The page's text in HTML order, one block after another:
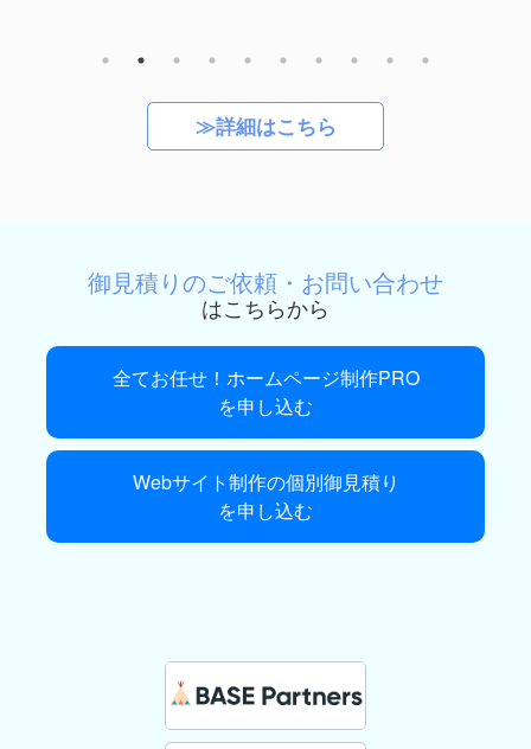
≫詳細はこちら
御見積りのご依頼・お問い合わせ
はこちらから
全てお任せ！ホームページ制作PRO
を申し込む
Webサイト制作の個別御見積り
を申し込む